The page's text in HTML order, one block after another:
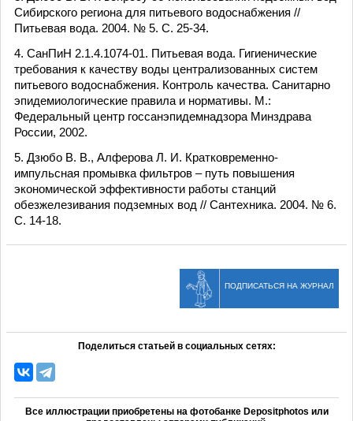
Сибирского региона для питьевого водоснабжения //
Питьевая вода. 2004. № 5. С. 25-34.
4. СанПиН 2.1.4.1074-01. Питьевая вода. Гигиенические
требования к качеству воды централизованных систем
питьевого водоснабжения. Контроль качества. Санитарно
эпидемиологические правила и нормативы. М.:
Федеральный центр госсанэпидемнадзора Минздрава
России, 2002.
5. Дзюбо В. В., Алферова Л. И. Кратковременно-
импульсная промывка фильтров – путь повышения
экономической эффективности работы станций
обезжелезивания подземных вод // Сантехника. 2004. № 6.
С. 14-18.
ПОДПИСАТЬСЯ НА ЖУРНАЛ
Поделиться статьей в социальных сетях:
Все иллюстрации приобретены на фотобанке Depositphotos или